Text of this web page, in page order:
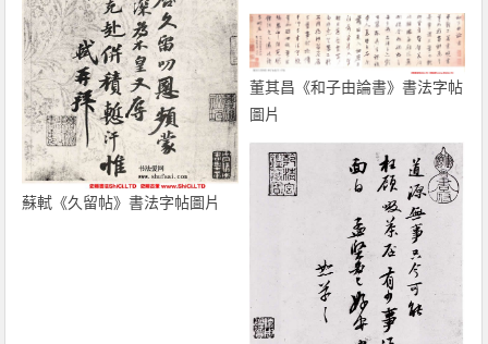
蘇軾《久留帖》書法字帖圖片
董其昌《和子由論書》書法字帖
圖片